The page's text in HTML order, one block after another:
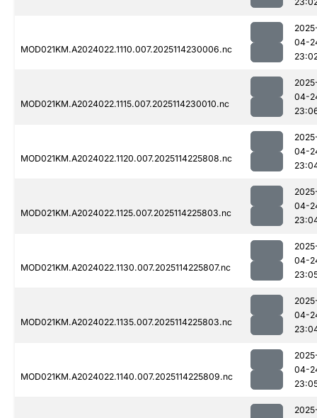
MOD021KM.A2024022.1110.007.2025114230006.nc
04-
MOD021KM.A2024022.1115.007.2025114230010.nc
04-
MOD021KM.A2024022.1120.007.2025114225808.nc
04-
MOD021KM.A2024022.1125.007.2025114225803.nc
04-
MOD021KM.A2024022.1130.007.2025114225807.nc
04-
MOD021KM.A2024022.1135.007.2025114225803.nc
04-
MOD021KM.A2024022.1140.007.2025114225809.nc
04-